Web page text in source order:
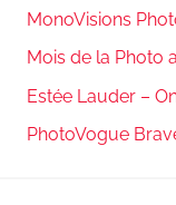
MonoVisions
Mois de la Photo
Estée Lauder –
PhotoVogue